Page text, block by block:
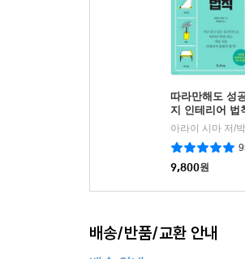
따라만해도 성
지 인테리어 법
아라이 시마 저/
9,800원
배송/반품/교환 안내